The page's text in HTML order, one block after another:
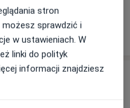
ceny?
stron
sprawdzić i
w ustawieniach. W
linki do polityk
informacji znajdziesz